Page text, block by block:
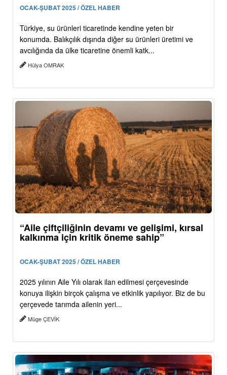
OCAK-ŞUBAT 2025 / ÖZEL HABER
Türkiye, su ürünleri ticaretinde kendine yeten bir
konumda. Balıkçılık dışında diğer su ürünleri üretimi ve
avcılığında da ülke ticaretine önemli katk...
Hülya OMRAK
“Aile çiftçiliğinin devamı ve gelişimi, kırsal
kalkınma için kritik öneme sahip”
OCAK-ŞUBAT 2025 / ÖZEL HABER
2025 yılının Aile Yılı olarak ilan edilmesi çerçevesinde
konuya ilişkin birçok çalışma ve etkinlik yapılıyor. Biz de bu
çerçevede tarımda ailenin yeri...
Müge ÇEVİK